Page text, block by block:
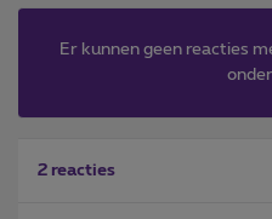
Er kunnen geen reacties
2 reacties